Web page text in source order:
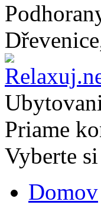
Priame
Vyberte
Domov